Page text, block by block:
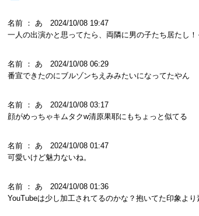
名前 ： あ 2024/10/08 19:47
一人の出演かと思ってたら、両隣に男の子たち居たし
名前 ： あ 2024/10/08 06:29
番宣できたのにブルゾンちえみみたいになってたやん
名前 ： あ 2024/10/08 03:17
顔がめっちゃキムタクw清原果耶にもちょっと似てる
名前 ： あ 2024/10/08 01:47
可愛いけど魅力ないね。
名前 ： あ 2024/10/08 01:36
YouTubeは少し加工されてるのかな？抱いてた印象より